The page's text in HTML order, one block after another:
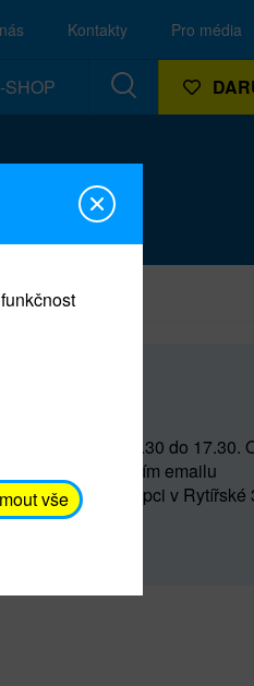
Kontakty Pro média
SHOP
do 15 a od 15.30 do 17.30.
(prostřednictvím emailu
547) na recepci v Rytířské
vše